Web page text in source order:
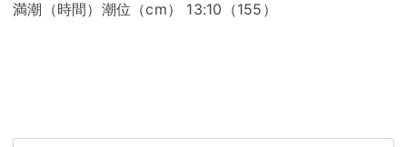
満潮（時間）潮位（cm） 13:10（155）